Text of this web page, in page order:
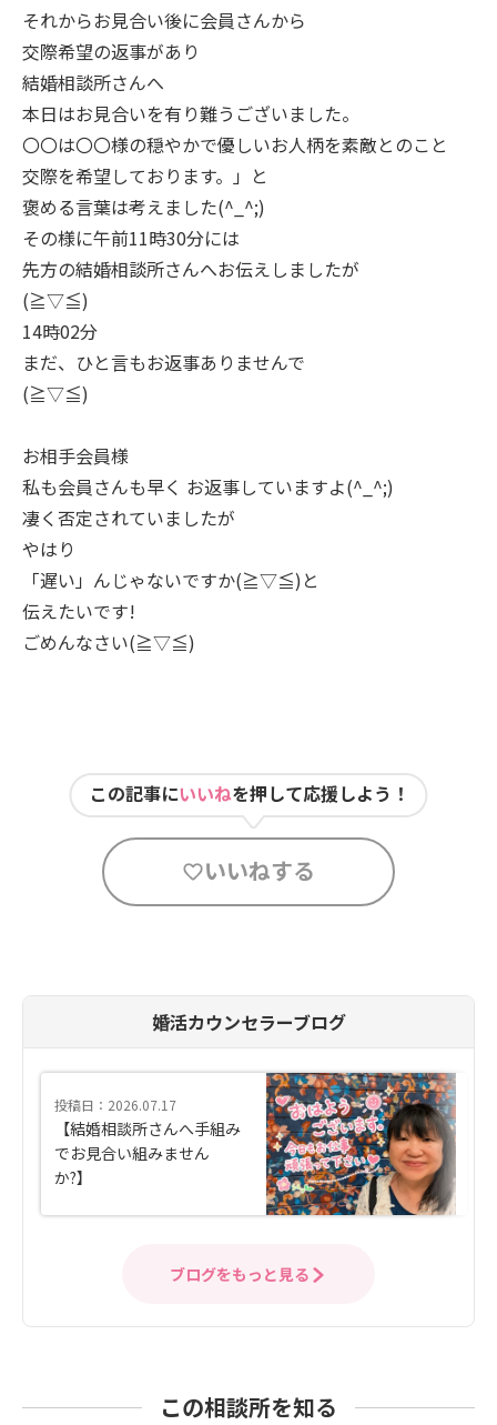
それからお見合い後に会員さんから
交際希望の返事があり
結婚相談所さんへ
本日はお見合いを有り難うございました。
〇〇は〇〇様の穏やかで優しいお人柄を素敵とのこと
交際を希望しております。」と
褒める言葉は考えました(^_^;)
その様に午前11時30分には
先方の結婚相談所さんへお伝えしましたが
(≧▽≦)
14時02分
まだ、ひと言もお返事ありませんで
(≧▽≦)
お相手会員様
私も会員さんも早く お返事していますよ(^_^;)
凄く否定されていましたが
やはり
「遅い」んじゃないですか(≧▽≦)と
伝えたいです!
ごめんなさい(≧▽≦)
この記事にいいねを押して応援しよう！
いいねする
婚活カウンセラーブログ
投稿日：2026.07.17
【結婚相談所さんへ手組み
でお見合い組みません
か?】
ブログをもっと見る
この相談所を知る